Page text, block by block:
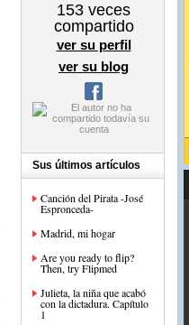
153 veces
compartido
ver su perfil
ver su blog
Sus últimos artículos
Canción del Pirata -José
Espronceda-
Madrid, mi hogar
Are you ready to flip?
Then, try Flipmed
Julieta, la niña que acabó
con la dictadura. Capítulo
1